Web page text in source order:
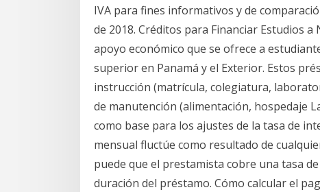
IVA para fines informativos y de
de 2018. Créditos para Financiar Estudios
apoyo económico que se ofrece a
superior en Panamá y el Exterior. Estos
instrucción (matrícula, colegiatura,
de manutención (alimentación, hospedaje
como base para los ajustes de la tasa de
mensual fluctúe como resultado de
puede que el prestamista cobre una tasa
duración del préstamo. Cómo calcular el